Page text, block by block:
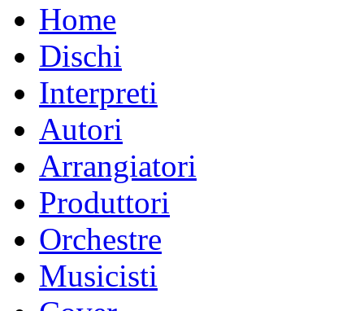
Home
Dischi
Interpreti
Autori
Arrangiatori
Produttori
Orchestre
Musicisti